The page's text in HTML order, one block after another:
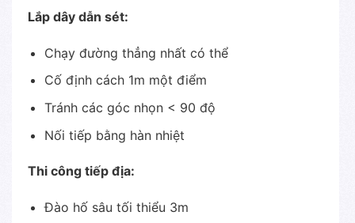
Lắp dây dẫn sét:
Chạy đường thẳng nhất có thể
Cố định cách 1m một điểm
Tránh các góc nhọn < 90 độ
Nối tiếp bằng hàn nhiệt
Thi công tiếp địa:
Đào hố sâu tối thiểu 3m